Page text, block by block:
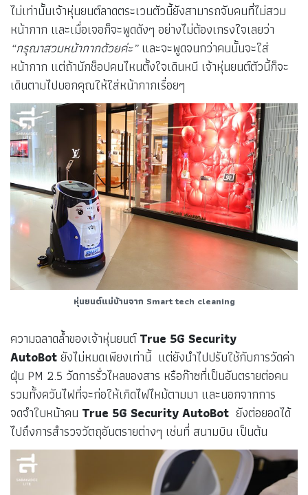
ไม่เท่านั้นเจ้าหุ่นยนต์ลาดตระเวนตัวนี้ยังสามารถจับคนที่ไม่สวม
หน้ากาก และเมื่อเจอก็จะพูดดังๆ อย่างไม่ต้องเกรงใจเลยว่า
“กรุณาสวมหน้ากากด้วยค่ะ”และจะพูดจนกว่าคนนั้นจะใส่
หน้ากาก แต่ถ้านักช็อปคนไหนตั้งใจเดินหนี เจ้าหุ่นยนต์ตัวนี้ก็จะ
เดินตามไปบอกคุณให้ใส่หน้ากากเรื่อยๆ
หุ่นยนต์แม่บ้านจาก Smart tech cleaning
ความฉลาดล้ำของเจ้าหุ่นยนต์True 5G Security
AutoBot ยังไม่หมดเพียงเท่านี้ แต่ยังนำไปปรับใช้กับการวัดค่า
ฝุ่น PM 2.5 วัดการรั่วไหลของสาร หรือก๊าซที่เป็นอันตรายต่อคน
รวมทั้งควันไฟที่จะก่อให้เกิดไฟไหม้ตามมา และนอกจากการ
จดจำใบหน้าคน True 5G Security AutoBot ยังต่อยอดได้
ไปถึงการสำรวจวัตถุอันตรายต่างๆ เช่นที่ สนามบิน เป็นต้น